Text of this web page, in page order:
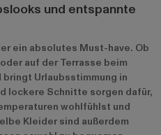
und entspannte
ein absolutes Must-have. Ob
auf der Terrasse beim
Urlaubsstimmung in
lockere Schnitte sorgen dafür,
wohlfühlst und
Kleider sind außerdem